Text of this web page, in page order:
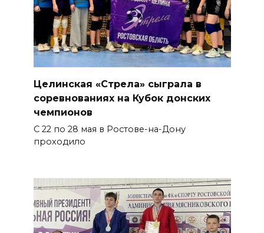
Целинская «Стрела» сыграла в
соревнованиях на Кубок донских
чемпионов
С 22 по 28 мая в Ростове-на-Дону
проходило